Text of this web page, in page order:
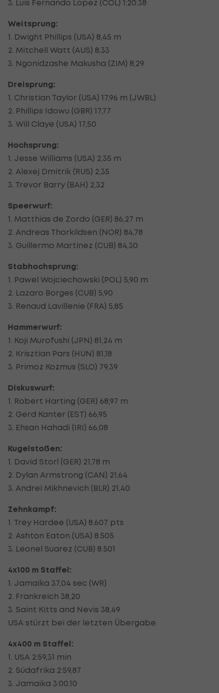
3. Luis Fernando Lopez (COL) 1:20:38
Weitsprung:
1. Dwight Phillips (USA) 8,45 m
2. Mitchell Watt (AUS) 8,33
3. Ngonidzashe Makusha (ZIM) 8,29
Dreisprung:
1. Christian Taylor (USA) 17,96 m (JWBL)
2. Phillips Idowu (GBR) 17,77
3. Will Claye (USA) 17,50
Hochsprung:
1. Jesse Williams (USA) 2,35 m
2. Alexej Dmitrik (RUS) 2,35
3. Trevor Barry (BAH) 2,32
Speerwurf:
1. Matthias de Zordo (GER) 86,27 m
2. Andreas Thorkildsen (NOR) 84,78
3. Guillermo Martinez (CUB) 84,30
Stabhochsprung:
1. Pawel Wojciechowski (POL) 5,90 m
2. Lazaro Borges (CUB) 5,90
3. Renaud Lavillenie (FRA) 5,85
Hammerwurf:
1. Koji Murofushi (JPN) 81,24 m
2. Krisztian Pars (HUN) 81,18
3. Primoz Kozmus (SLO) 79,39
Diskuswurf:
1. Robert Harting (GER) 68,97 m
2. Gerd Kanter (EST) 66,95
3. Ehsan Hahadi (IRI) 66,08
Kugelstoßen:
1. David Storl (GER) 21,78 m
2. Dylan Armstrong (CAN) 21,64
3. Andrei Mikhnevich (BLR) 21,40
Zehnkampf:
1. Trey Hardee (USA) 8.607 pts
2. Ashton Eaton (USA) 8.505
3. Leonel Suarez (CUB) 8.501
4x100 m Staffel:
1. Jamaika 37,04 sec (WR)
2. Frankreich 38,20
3. Saint Kitts and Nevis 38,49
USA stürzt bei der letzten Übergabe
4x400 m Staffel:
1. USA 2:59,31 min
2. Südafrika 2:59,87
3. Jamaika 3:00,10